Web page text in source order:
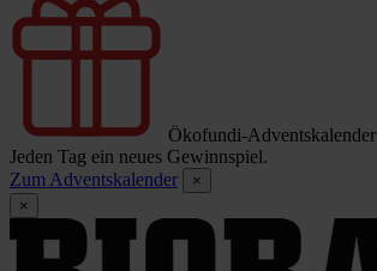
Ökofundi-Adventskalender
Jeden Tag ein neues Gewinnspiel.
Zum Adventskalender
×
×